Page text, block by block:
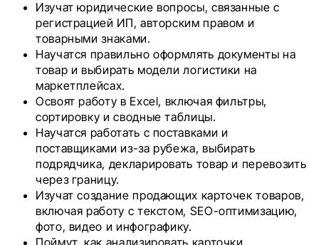
Изучат юридические вопросы, связанные с
регистрацией ИП, авторским правом и
товарными знаками.
Научатся правильно оформлять документы на
товар и выбирать модели логистики на
маркетплейсах.
Освоят работу в Excel, включая фильтры,
сортировку и сводные таблицы.
Научатся работать с поставками и
поставщиками из-за рубежа, выбирать
подрядчика, декларировать товар и перевозить
через границу.
Изучат создание продающих карточек товаров,
включая работу с текстом, SEO-оптимизацию,
фото, видео и инфографику.